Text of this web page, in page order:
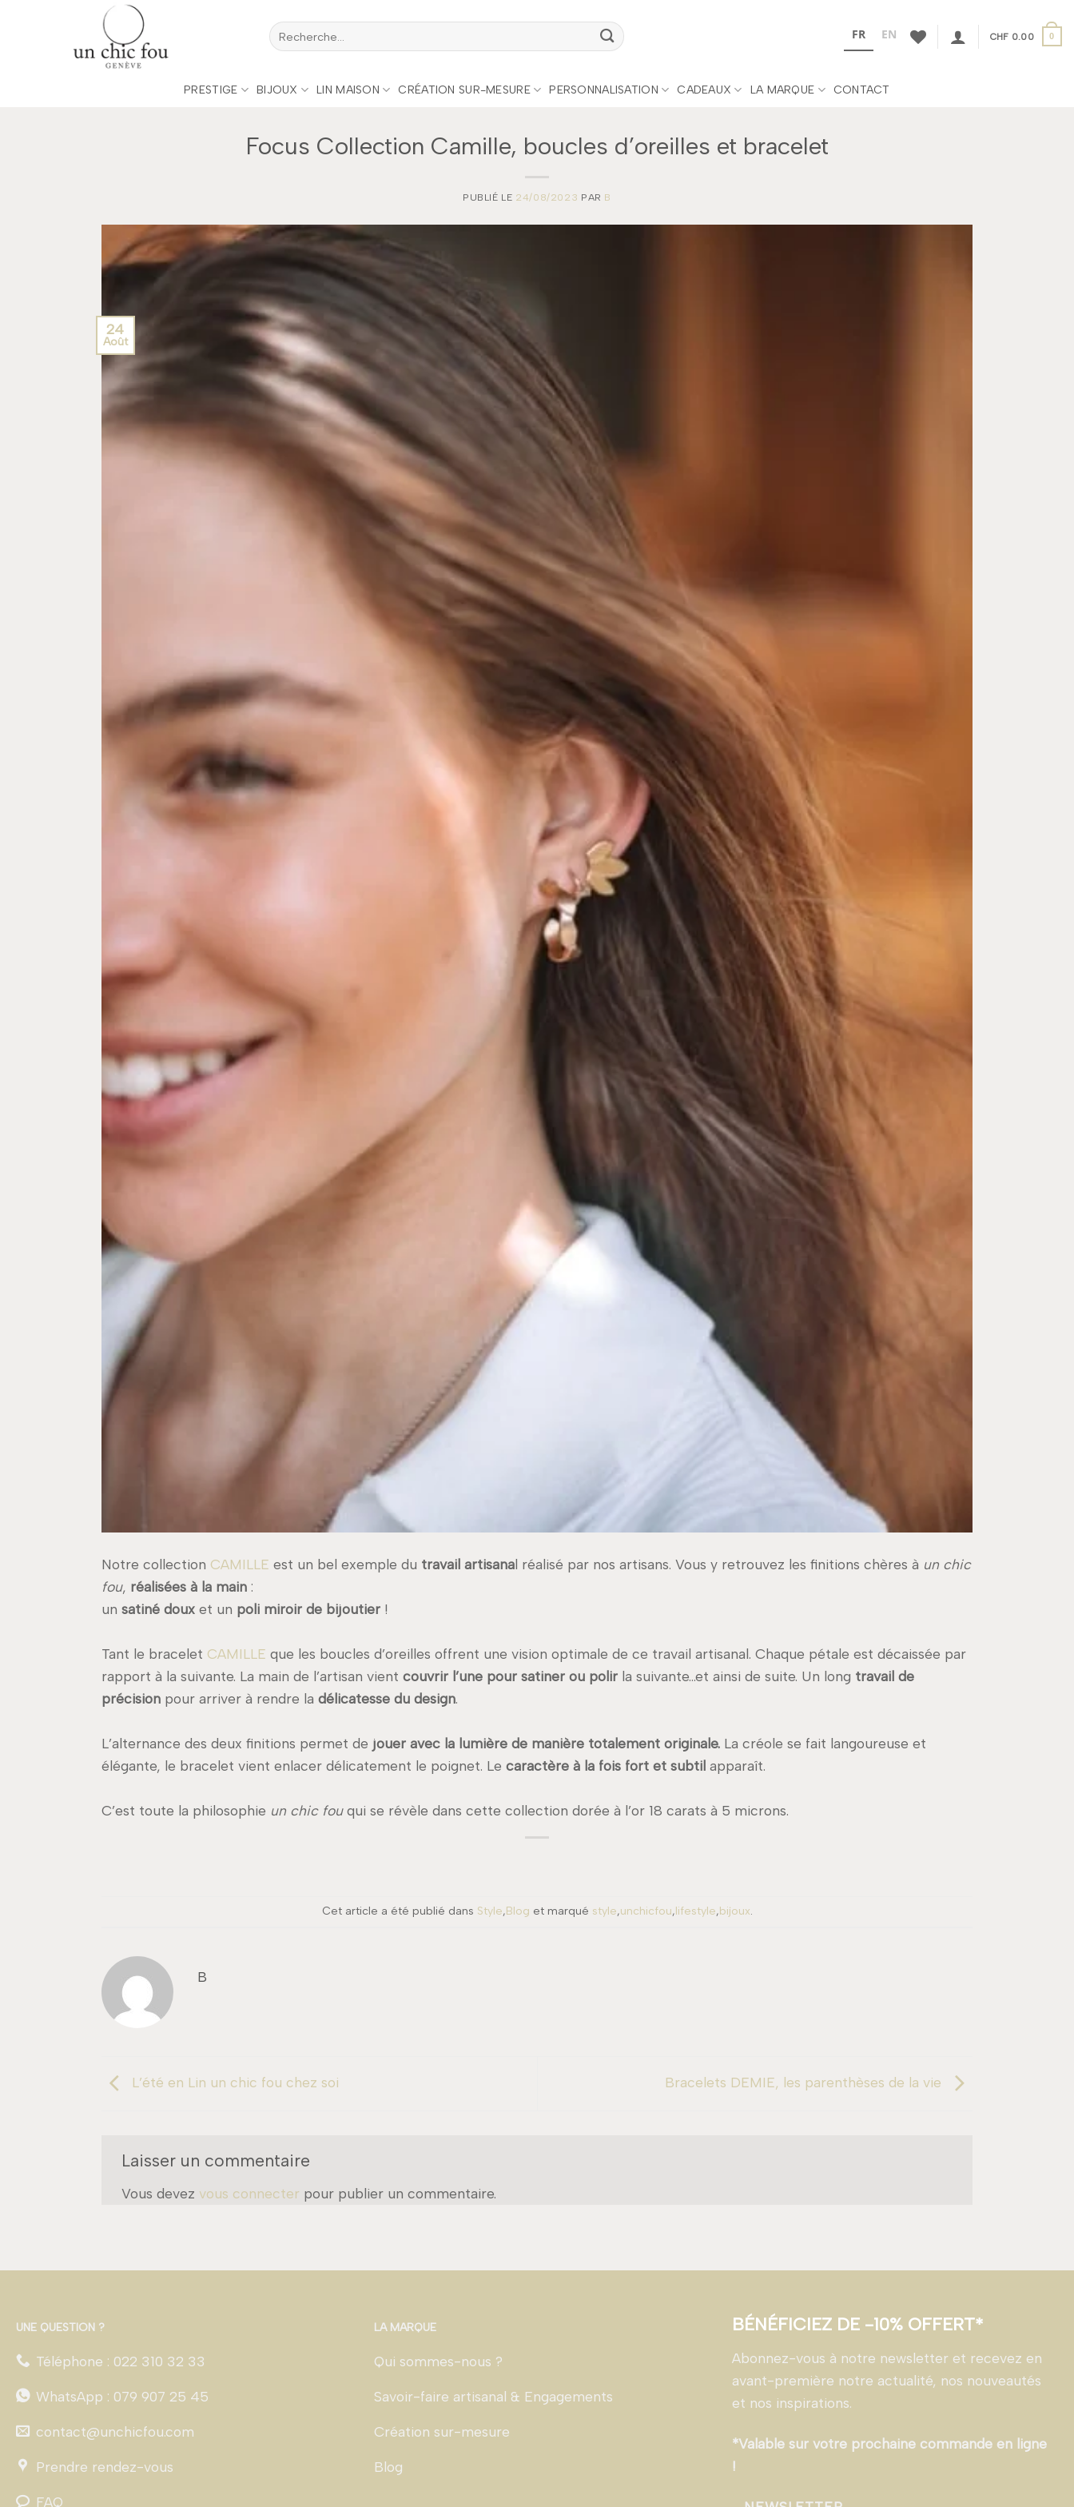
Recherche
pour :
FR EN CHF 0.00 0
PRESTIGE BIJOUX LIN MAISON CRÉATION SUR-MESURE PERSONNALISATION CADEAUX LA MARQUE CONTACT
Focus Collection Camille, boucles d’oreilles et bracelet
PUBLIÉ LE 24/08/2023 PAR B
24
Août
Notre collection CAMILLE est un bel exemple du travail artisanal réalisé par nos artisans. Vous y retrouvez les finitions chères à un chic
fou, réalisées à la main :
un satiné doux et un poli miroir de bijoutier !
Tant le bracelet CAMILLE que les boucles d’oreilles offrent une vision optimale de ce travail artisanal. Chaque pétale est décaissée par
rapport à la suivante. La main de l’artisan vient couvrir l’une pour satiner ou polir la suivante…et ainsi de suite. Un long travail de
précision pour arriver à rendre la délicatesse du design.
L’alternance des deux finitions permet de jouer avec la lumière de manière totalement originale. La créole se fait langoureuse et
élégante, le bracelet vient enlacer délicatement le poignet. Le caractère à la fois fort et subtil apparaît.
C’est toute la philosophie un chic fouqui se révèle dans cette collection dorée à l’or 18 carats à 5 microns.
Cet article a été publié dans Style,Blog et marqué style,unchicfou,lifestyle,bijoux.
B
L’été en Lin un chic fou chez soi Bracelets DEMIE, les parenthèses de la vie
Laisser un commentaire
Vous devez vous connecter pour publier un commentaire.
UNE QUESTION ?
Téléphone : 022 310 32 33
WhatsApp : 079 907 25 45
contact@unchicfou.com
Prendre rendez-vous
FAQ
LA MARQUE
Qui sommes-nous ?
Savoir-faire artisanal & Engagements
Création sur-mesure
Blog
BÉNÉFICIEZ DE -10% OFFERT*
Abonnez-vous à notre newsletter et recevez en
avant-première notre actualité, nos nouveautés
et nos inspirations.
*Valable sur votre prochaine commande en ligne
!